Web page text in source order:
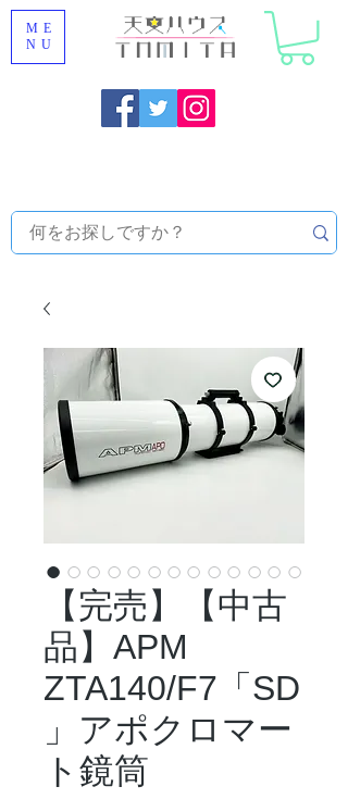
ME
NU
【完売】【中古
品】APM
ZTA140/F7「SD
」アポクロマー
ト鏡筒